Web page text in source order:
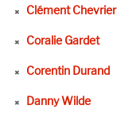
Clément Chevrier
Coralie Gardet
Corentin Durand
Danny Wilde